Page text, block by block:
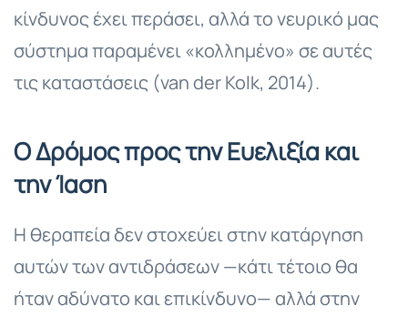
κίνδυνος έχει περάσει, αλλά το νευρικό μας
σύστημα παραμένει «κολλημένο» σε αυτές
τις καταστάσεις (van der Kolk, 2014).
Ο Δρόμος προς την Ευελιξία και
την Ίαση
Η θεραπεία δεν στοχεύει στην κατάργηση
αυτών των αντιδράσεων —κάτι τέτοιο θα
ήταν αδύνατο και επικίνδυνο— αλλά στην